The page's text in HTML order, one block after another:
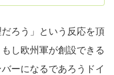
ろう」という反応を頂
し欧州軍が創設できる
ーになるであろうドイ